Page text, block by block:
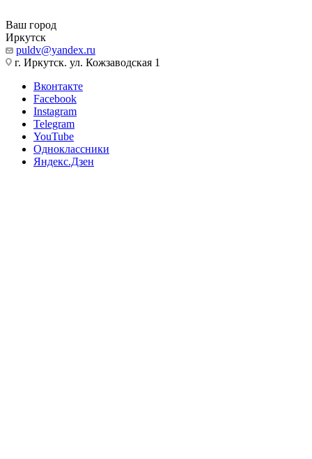
Ваш город
Иркутск
puldv@yandex.ru
г. Иркутск. ул. Кожзаводская 1
Вконтакте
Facebook
Instagram
Telegram
YouTube
Одноклассники
Яндекс.Дзен